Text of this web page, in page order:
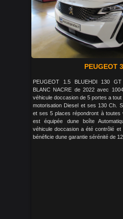
PEUGEOT
PEUGEOT 1.5 BLUEHDI 130
BLANC NACRE de 2022 avec
véhicule doccasion de 5 portes a
motorisation Diesel et ses 130 Ch.
et ses 5 places répondront à toutes
est équipée dune boîte
véhicule doccasion a été contrôlé
bénéficie dune garantie sérénité de 12